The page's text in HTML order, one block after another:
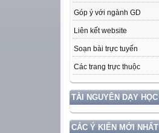
Góp ý với ngành GD
Liên kết website
Soạn bài trực tuyến
Các trang trực thuộc
TÀI NGUYÊN DẠY HỌC
CÁC Ý KIẾN MỚI NHẤT